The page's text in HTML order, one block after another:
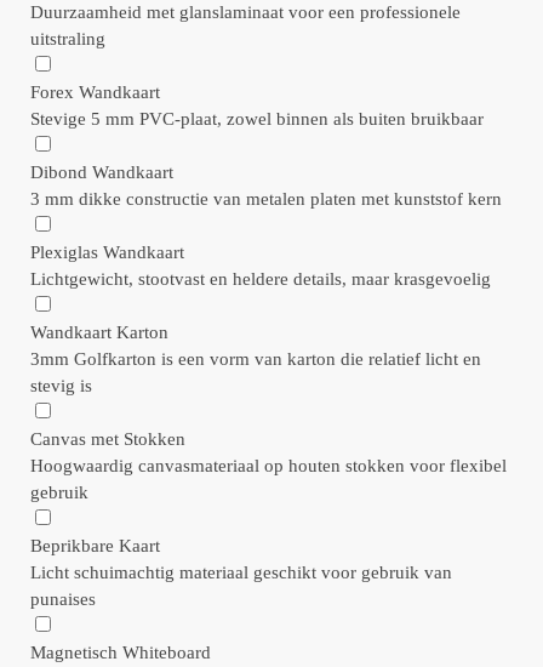
Duurzaamheid met glanslaminaat voor een professionele
uitstraling
Forex Wandkaart
Stevige 5 mm PVC-plaat, zowel binnen als buiten bruikbaar
Dibond Wandkaart
3 mm dikke constructie van metalen platen met kunststof kern
Plexiglas Wandkaart
Lichtgewicht, stootvast en heldere details, maar krasgevoelig
Wandkaart Karton
3mm Golfkarton is een vorm van karton die relatief licht en
stevig is
Canvas met Stokken
Hoogwaardig canvasmateriaal op houten stokken voor flexibel
gebruik
Beprikbare Kaart
Licht schuimachtig materiaal geschikt voor gebruik van
punaises
Magnetisch Whiteboard